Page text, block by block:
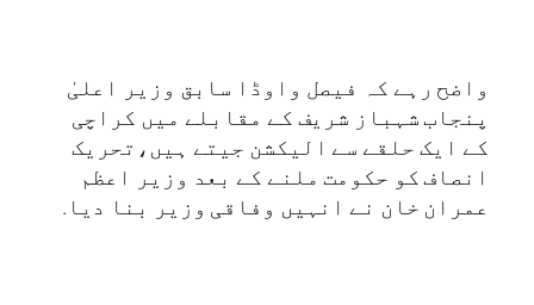
واضح رہے کہ فیصل واوڈا سابق وزیر اعلیٰ
پنجاب شہباز شریف کے مقابلے میں کراچی
کے ایک حلقے سے الیکشن جیتے ہیں،تحریک
انصاف کو حکومت ملنے کے بعد وزیر اعظم
عمران خان نے انہیں وفاقی وزیر بنا دیا.